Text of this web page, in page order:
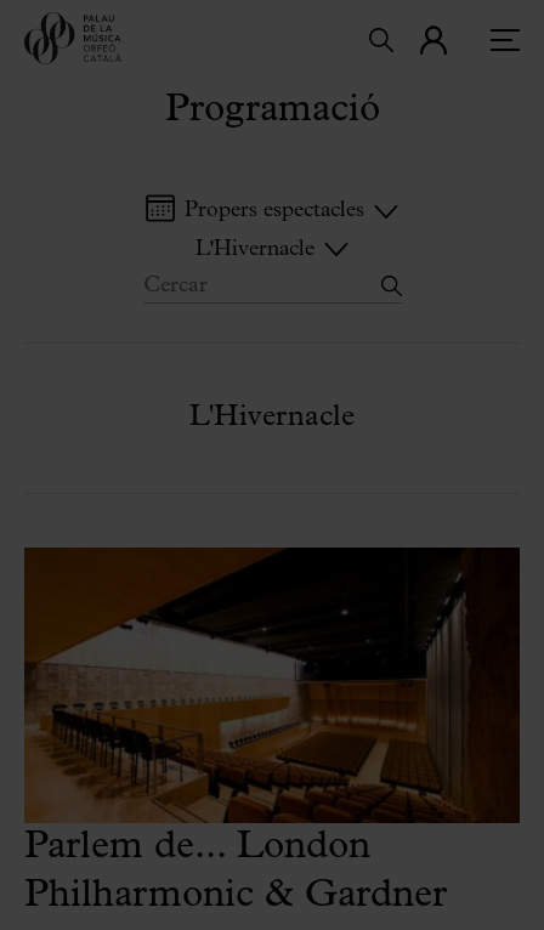
Programació
Propers espectacles
L'Hivernacle
L'Hivernacle
Parlem de... London
Philharmonic & Gardner